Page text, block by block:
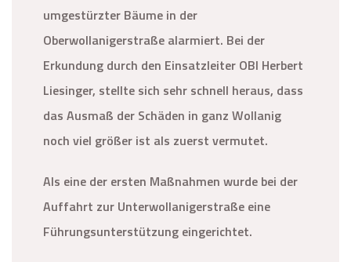
umgestürzter Bäume in der
Oberwollanigerstraße alarmiert. Bei der
Erkundung durch den Einsatzleiter OBI Herbert
Liesinger, stellte sich sehr schnell heraus, dass
das Ausmaß der Schäden in ganz Wollanig
noch viel größer ist als zuerst vermutet.
Als eine der ersten Maßnahmen wurde bei der
Auffahrt zur Unterwollanigerstraße eine
Führungsunterstützung eingerichtet.